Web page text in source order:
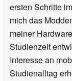
ersten Schritte
mich das
meiner
Studienzeit
Interesse an
Studienalltag